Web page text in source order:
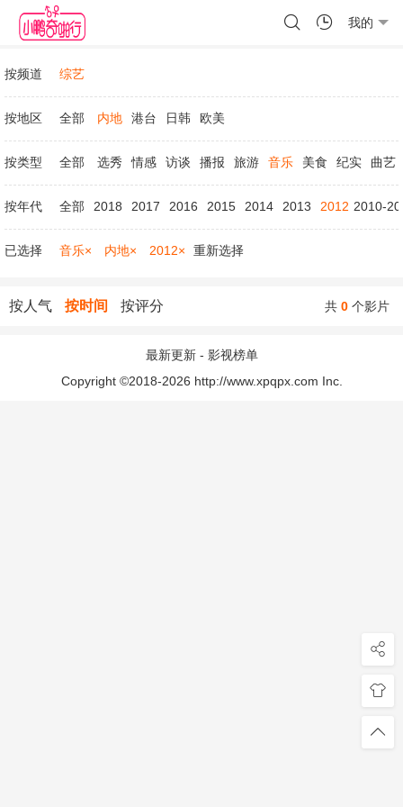
我的
按频道 综艺
按地区 全部 内地 港台 日韩 欧美
按类型 全部 选秀 情感 访谈 播报 旅游 音乐 美食 纪实 曲艺
按年代 全部 2018 2017 2016 2015 2014 2013 2012 2010-
已选择 音乐× 内地× 2012× 重新选择
按人气 按时间 按评分 共 0 个影片
最新更新- 影视榜单
Copyright ©2018-2026 http://www.xpqpx.com Inc.